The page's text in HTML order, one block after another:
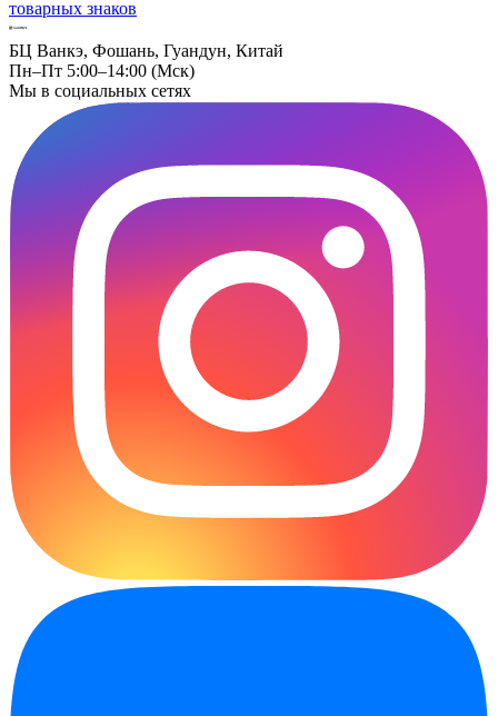
товарных знаков
БЦ Ванкэ, Фошань, Гуандун, Китай
Пн–Пт 5:00–14:00 (Мск)
Мы в социальных сетях